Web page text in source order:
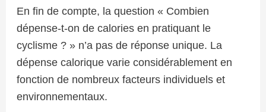
En fin de compte, la question « Combien
dépense-t-on de calories en pratiquant le
cyclisme ? » n’a pas de réponse unique. La
dépense calorique varie considérablement en
fonction de nombreux facteurs individuels et
environnementaux.